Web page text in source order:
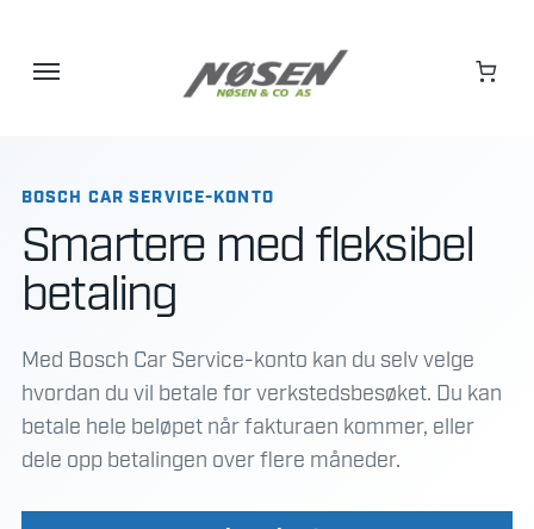
BOSCH CAR SERVICE-KONTO
Smartere med fleksibel
betaling
Med Bosch Car Service-konto kan du selv velge
hvordan du vil betale for verkstedsbesøket. Du kan
betale hele beløpet når fakturaen kommer, eller
dele opp betalingen over flere måneder.